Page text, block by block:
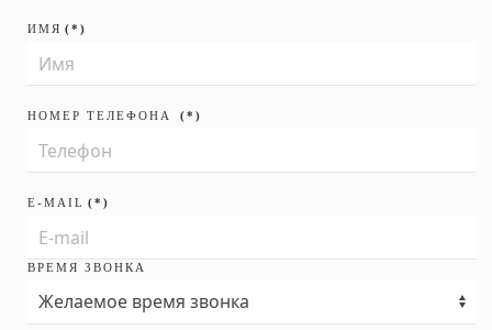
ИМЯ (*)
НОМЕР ТЕЛЕФОНА (*)
E-MAIL (*)
ВРЕМЯ ЗВОНКА